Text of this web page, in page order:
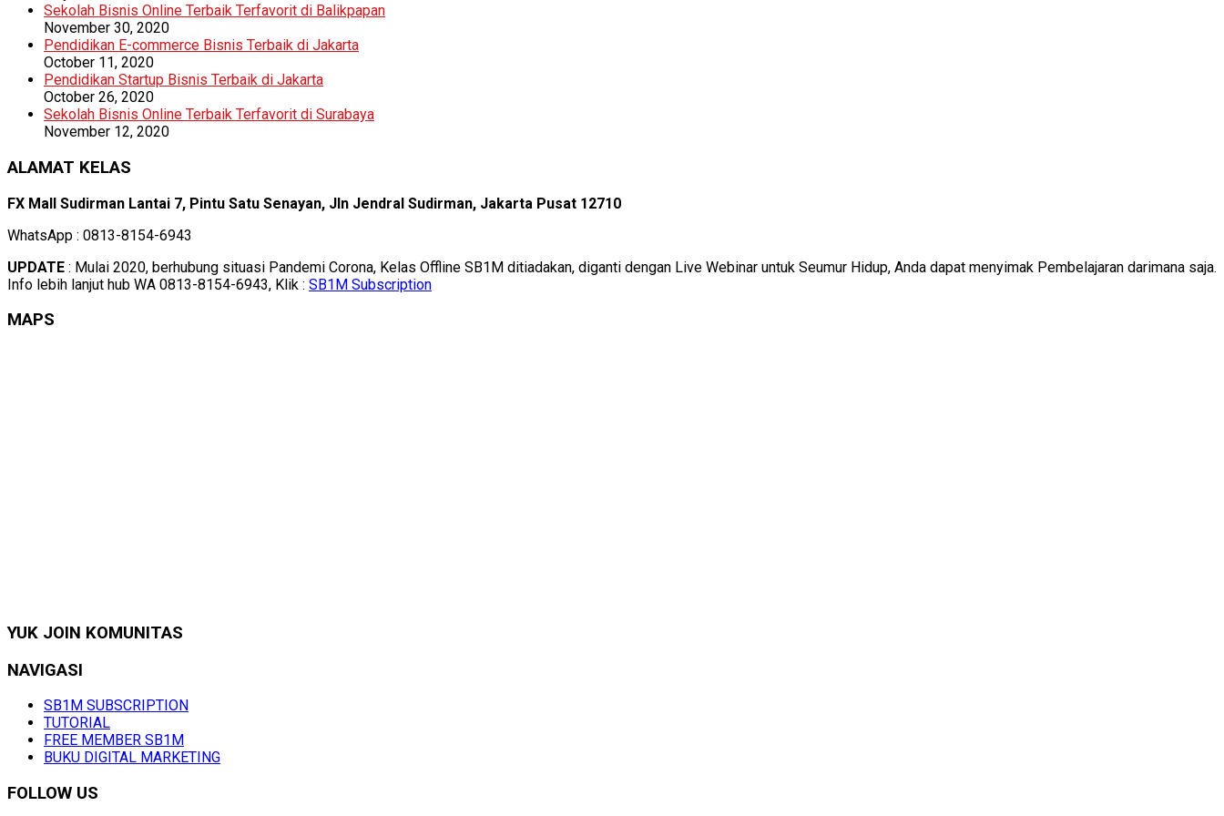
Sekolah Bisnis Online Terbaik Terfavorit di Balikpapan
November 30, 2020
Pendidikan E-commerce Bisnis Terbaik di Jakarta
October 11, 2020
Pendidikan Startup Bisnis Terbaik di Jakarta
October 26, 2020
Sekolah Bisnis Online Terbaik Terfavorit di Surabaya
November 12, 2020
ALAMAT KELAS
FX Mall Sudirman Lantai 7, Pintu Satu Senayan, Jln Jendral Sudirman, Jakarta Pusat 12710
WhatsApp : 0813-8154-6943
UPDATE : Mulai 2020, berhubung situasi Pandemi Corona, Kelas Offline SB1M ditiadakan, diganti dengan Live Webinar untuk Seumur Hidup, Anda dapat menyimak Pembelajaran darimana saja.
Info lebih lanjut hub WA 0813-8154-6943, Klik : SB1M Subscription
MAPS
YUK JOIN KOMUNITAS
NAVIGASI
SB1M SUBSCRIPTION
TUTORIAL
FREE MEMBER SB1M
BUKU DIGITAL MARKETING
FOLLOW US